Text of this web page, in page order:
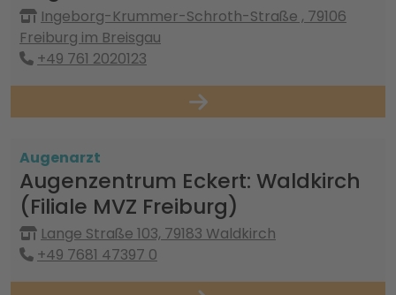
Ingeborg-Krummer-Schroth-Straße , 79106
Freiburg im Breisgau
+49 761 2020123
Augenarzt
Augenzentrum Eckert: Waldkirch
(Filiale MVZ Freiburg)
Lange Straße 103, 79183 Waldkirch
+49 7681 47397 0